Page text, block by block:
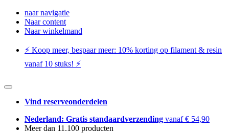
naar navigatie
Naar content
Naar winkelmand
⚡️ Koop meer, bespaar meer: ​​10% korting op filament & resin
vanaf 10 stuks! ⚡️
Vind reserveonderdelen
Nederland: Gratis standaardverzending vanaf € 54,90
Meer dan 11.100 producten